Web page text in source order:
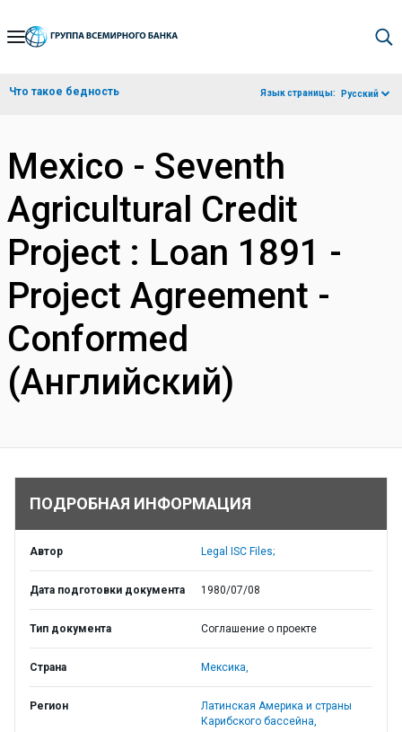
Skip
Navigation
Что такое бедность Язык страницы: Русский
Mexico - Seventh
Agricultural Credit
Project : Loan 1891 -
Project Agreement -
Conformed
(Английский)
ПОДРОБНАЯ ИНФОРМАЦИЯ
Автор Legal ISC Files;
Дата подготовки документа 1980/07/08
Тип документа Соглашение о проекте
Страна Мексика,
Регион
Латинская Америка и страны
Карибского бассейна,